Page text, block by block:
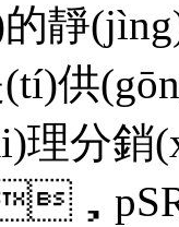
靜
供
理分銷
，